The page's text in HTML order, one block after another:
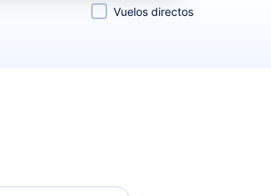
Vuelos directos